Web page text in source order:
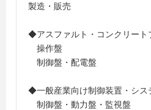
製造・販売
◆アスファルト・コンクリート
操作盤
制御盤・配電盤
◆一般産業向け制御装置・シス
制御盤・動力盤・監視盤